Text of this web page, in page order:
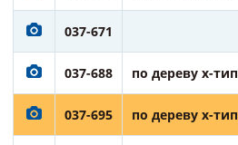
037-671
037-688 по дереву х-тип
037-695 по дереву х-тип